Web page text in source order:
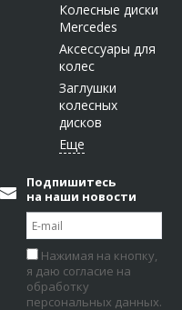
Колесные диски
Mercedes
Аксессуары для
колес
Заглушки
колесных
дисков
Подпишитесь
на наши новости
Нажимая на кнопку,
я даю согласие на
обработку
персональных данных.